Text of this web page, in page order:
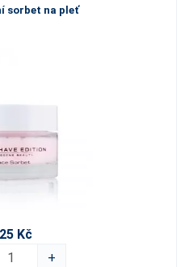
sorbet na pleť
Kč
+